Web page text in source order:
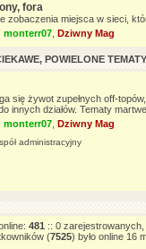
fora
zobaczenia miejsca w sieci,
monterr07 Dziwny Mag
POWIELONE TEMATY
się żywot zupełnych off-
innych działów. Tematy
monterr07 Dziwny Mag
administracyjny
481 :: 0
(7525) było online 16